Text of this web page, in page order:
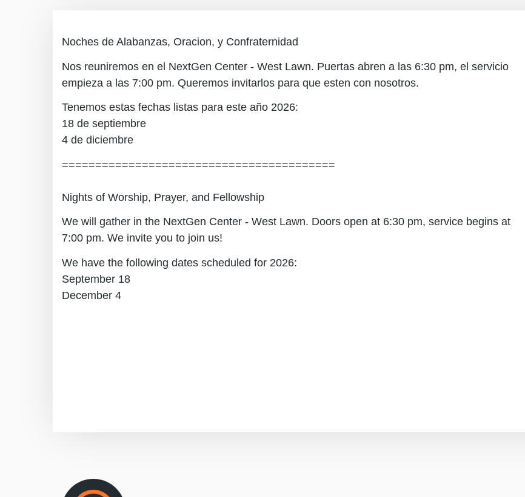
Noches de Alabanzas, Oracion, y Confraternidad
Nos reuniremos en el NextGen Center - West Lawn. Puertas abren a las 6:30 pm, el servicio
empieza a las 7:00 pm. Queremos invitarlos para que esten con nosotros.
Tenemos estas fechas listas para este año 2026:
18 de septiembre
4 de diciembre
=========================================
Nights of Worship, Prayer, and Fellowship
We will gather in the NextGen Center - West Lawn. Doors open at 6:30 pm, service begins at
7:00 pm. We invite you to join us!
We have the following dates scheduled for 2026:
September 18
December 4